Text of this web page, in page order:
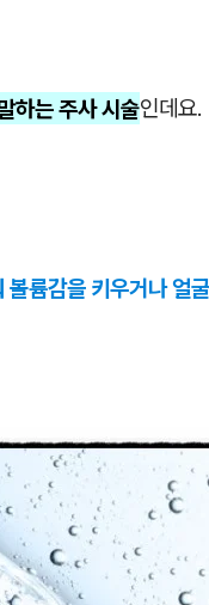
하는 주사 시술인데요.
륨감을 키우거나 얼